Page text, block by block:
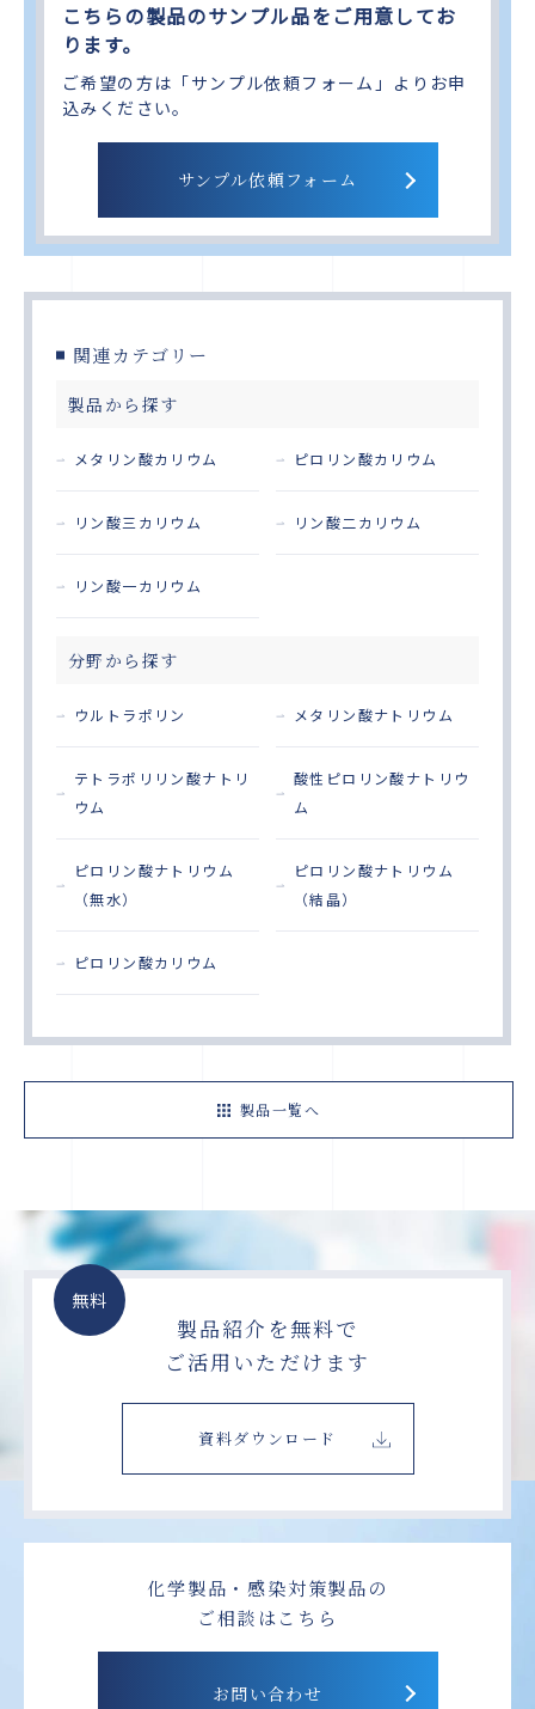
こちらの製品のサンプル品をご用意してお
ります。
ご希望の方は「サンプル依頼フォーム」よりお申
込みください。
サンプル依頼フォーム
関連カテゴリー
製品から探す
メタリン酸カリウム ピロリン酸カリウム
リン酸三カリウム リン酸二カリウム
リン酸一カリウム
分野から探す
ウルトラポリン メタリン酸ナトリウム
テトラポリリン酸ナトリ
ウム
酸性ピロリン酸ナトリウ
ム
ピロリン酸ナトリウム
（無水）
ピロリン酸ナトリウム
（結晶）
ピロリン酸カリウム
製品一覧へ
無料
製品紹介を無料で
ご活用いただけます
資料ダウンロード
化学製品・感染対策製品の
ご相談はこちら
お問い合わせ